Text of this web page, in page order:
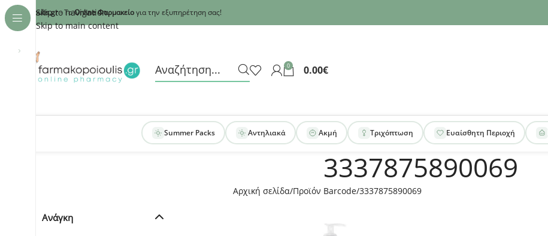
Skip to navigation
Skip to main content
›
- ΤοOnline Φαρμακείογια την εξυπηρέτηση σας!
0 0.00€
Summer Packs Αντηλιακά Ακμή Τριχόπτωση Ευαίσθητη Περιοχή
3337875890069
Ανάγκη
Αρχική σελίδα Προϊόν Barcode 3337875890069